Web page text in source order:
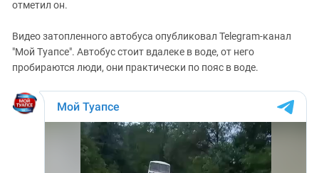
отметил он.
Видео затопленного автобуса опубликовал Telegram-канал
"Мой Туапсе". Автобус стоит вдалеке в воде, от него
пробираются люди, они практически по пояс в воде.